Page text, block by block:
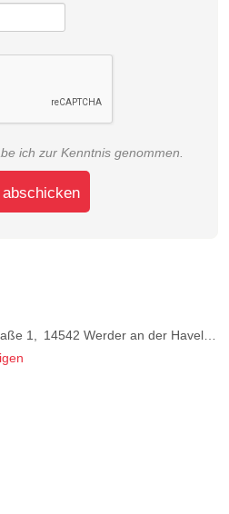
ich zur Kenntnis genommen.
1 14542 Werder an der Havel